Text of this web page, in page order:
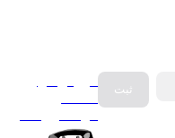
فروش انواع